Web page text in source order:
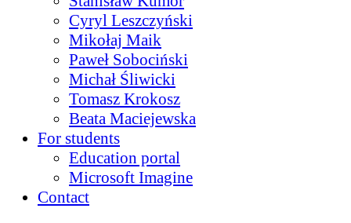
Cyryl Leszczyński
Mikołaj Maik
Paweł Sobociński
Michał Śliwicki
Tomasz Krokosz
Beata Maciejewska
For students
Education portal
Microsoft Imagine
Contact